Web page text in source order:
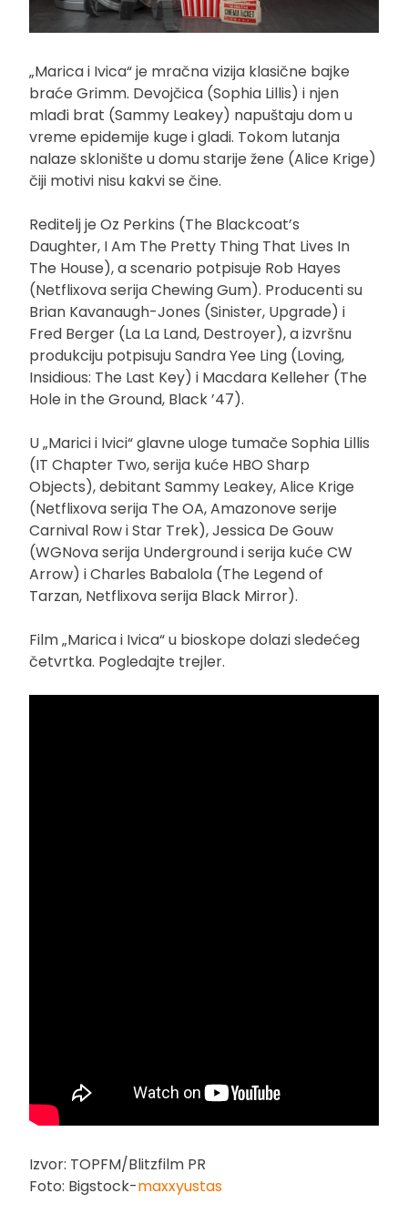
„Marica i Ivica“ je mračna vizija klasične bajke
braće Grimm. Devojčica (Sophia Lillis) i njen
mlađi brat (Sammy Leakey) napuštaju dom u
vreme epidemije kuge i gladi. Tokom lutanja
nalaze sklonište u domu starije žene (Alice Krige)
čiji motivi nisu kakvi se čine.
Reditelj je Oz Perkins (The Blackcoat’s
Daughter, I Am The Pretty Thing That Lives In
The House), a scenario potpisuje Rob Hayes
(Netflixova serija Chewing Gum). Producenti su
Brian Kavanaugh-Jones (Sinister, Upgrade) i
Fred Berger (La La Land, Destroyer), a izvršnu
produkciju potpisuju Sandra Yee Ling (Loving,
Insidious: The Last Key) i Macdara Kelleher (The
Hole in the Ground, Black ’47).
U „Marici i Ivici“ glavne uloge tumače Sophia Lillis
(IT Chapter Two, serija kuće HBO Sharp
Objects), debitant Sammy Leakey, Alice Krige
(Netflixova serija The OA, Amazonove serije
Carnival Row i Star Trek), Jessica De Gouw
(WGNova serija Underground i serija kuće CW
Arrow) i Charles Babalola (The Legend of
Tarzan, Netflixova serija Black Mirror).
Film „Marica i Ivica“ u bioskope dolazi sledećeg
četvrtka. Pogledajte trejler.
Izvor: TOPFM/Blitzfilm PR
Foto: Bigstock-maxxyustas